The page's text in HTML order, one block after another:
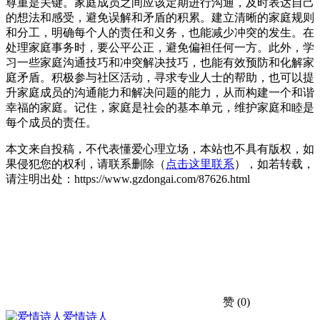
的想法和感受，避免误解和矛盾的积累。建立清晰的家庭规则
和分工，明确每个人的责任和义务，也能减少冲突的发生。在
处理家庭事务时，要公平公正，避免偏袒任何一方。此外，学
习一些家庭沟通技巧和冲突解决技巧，也能有效预防和化解家
庭矛盾。积极参与社区活动，寻求专业人士的帮助，也可以提
升家庭成员的沟通能力和解决问题的能力，从而构建一个和谐
幸福的家庭。记住，家庭是社会的基本单元，维护家庭和睦是
每个成员的责任。
本文来自投稿，不代表懂爱心理立场，本站也不具有版权，如
果侵犯您的权利，请联系删除（ 点击这里联系），如若转载，
请注明出处：https://www.gzdongai.com/87626.html
赞 (0)
爱情诗人